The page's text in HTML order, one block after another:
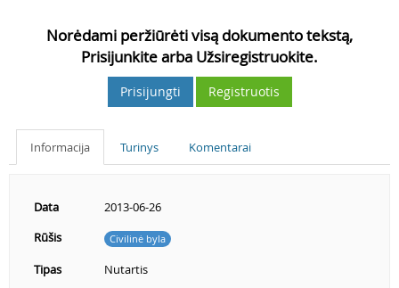
Norėdami peržiūrėti visą dokumento tekstą,
Prisijunkite arba Užsiregistruokite.
Prisijungti Registruotis
Informacija Turinys Komentarai
Data
2013-06-26
Rūšis
Civilinė byla
Tipas
Nutartis